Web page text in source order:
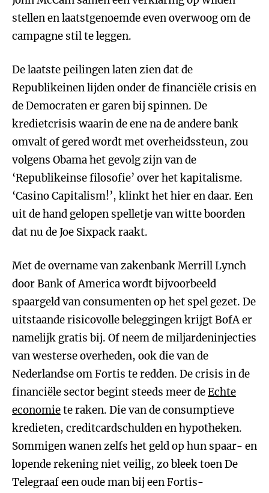
stellen en laatstgenoemde even overwoog om de
campagne stil te leggen.
De laatste peilingen laten zien dat de
Republikeinen lijden onder de financiële crisis en
de Democraten er garen bij spinnen. De
kredietcrisis waarin de ene na de andere bank
omvalt of gered wordt met overheidssteun, zou
volgens Obama het gevolg zijn van de
‘Republikeinse filosofie’ over het kapitalisme.
‘Casino Capitalism!’, klinkt het hier en daar. Een
uit de hand gelopen spelletje van witte boorden
dat nu de Joe Sixpack raakt.
Met de overname van zakenbank Merrill Lynch
door Bank of America wordt bijvoorbeeld
spaargeld van consumenten op het spel gezet. De
uitstaande risicovolle beleggingen krijgt BofA er
namelijk gratis bij. Of neem de miljardeninjecties
van westerse overheden, ook die van de
Nederlandse om Fortis te redden. De crisis in de
financiële sector begint steeds meer deEchte
economiete raken. Die van de consumptieve
kredieten, creditcardschulden en hypotheken.
Sommigen wanen zelfs het geld op hun spaar- en
lopende rekening niet veilig, zo bleek toen De
Telegraaf een oude man bij een Fortis-